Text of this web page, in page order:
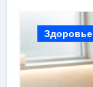
Здоровье